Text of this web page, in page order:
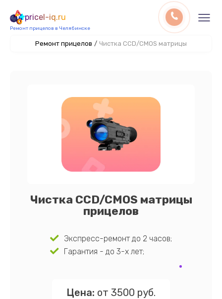
pricel-iq.ru
Ремонт прицелов в Челябинске
Ремонт прицелов / Чистка CCD/CMOS матрицы
Чистка CCD/CMOS матрицы
прицелов
Экспресс-ремонт до 2 часов;
Гарантия - до 3-х лет;
Цена: от 3500 руб.